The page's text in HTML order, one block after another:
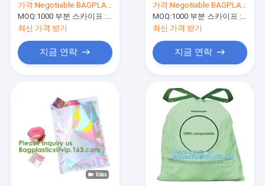
재활용, 슬라이더 밀봉,
지퍼 락
가격:Negotiable BAGPLASTICS@YAHOO.COM
MOQ:1000 부분 스카이프 : 마이데아르닐
최신 가격 받기
지금 연락
해된 Eco 봉투 포스탈은
특사 가방을 자체 봉합
합니다
가격:Negotiable BAGPLASTICS@YAHOO.COM
MOQ:1000 부분 스카이프 : 마이데아르닐
최신 가격 받기
지금 연락